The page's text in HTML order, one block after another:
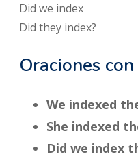
Did we index
Did they index?
Oraciones
We indexed
She indexed
Did we index